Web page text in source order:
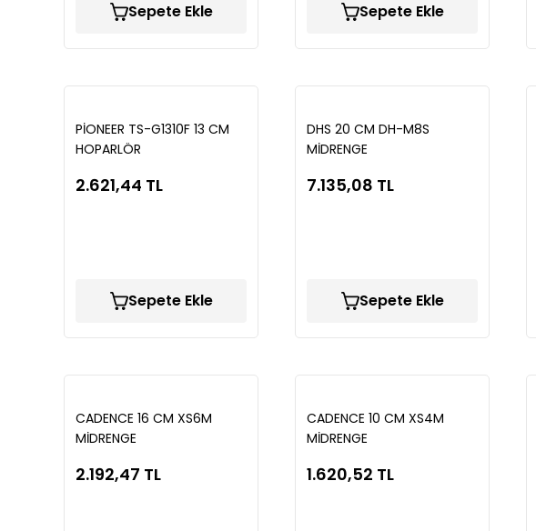
Sepete Ekle Sepete Ekle
PİONEER TS-G1310F 13 CM
HOPARLÖR
2.621,44 TL
Sepete Ekle
DHS 20 CM DH-M8S
MİDRENGE
7.135,08 TL
Sepete Ekle
CADENCE 16 CM XS6M
MİDRENGE
2.192,47 TL
CADENCE 10 CM XS4M
MİDRENGE
1.620,52 TL